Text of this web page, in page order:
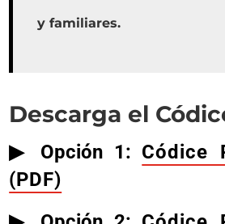
y familiares.
Descarga el
▶︎ Opción 1: Códice
(PDF)